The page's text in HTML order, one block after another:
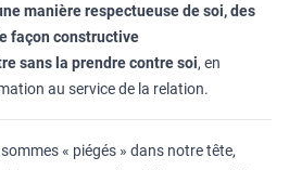
manière respectueuse de soi, des
façon constructive
sans la prendre contre soi, en
au service de la relation.
« piégés » dans notre tête,